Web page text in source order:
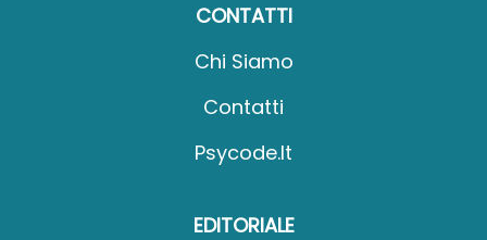
CONTATTI
Chi Siamo
Contatti
Psycode.it
EDITORIALE